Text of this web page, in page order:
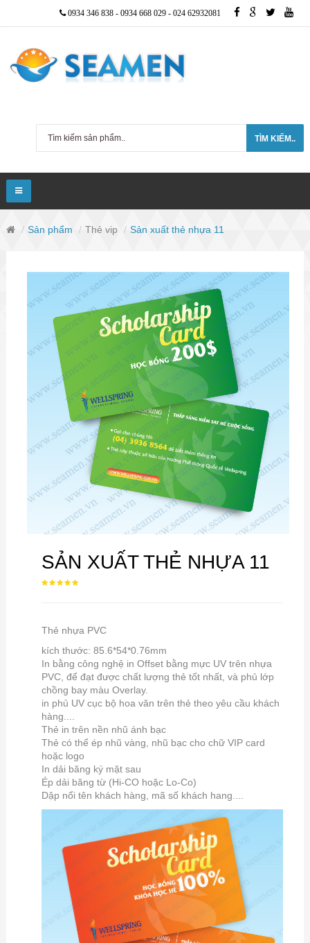
0934 346 838 - 0934 668 029 - 024 62932081
TÌM KIẾM..
Sản phẩm Thẻ vip Sản xuất thẻ nhựa 11
SẢN XUẤT THẺ NHỰA 11
Thẻ nhựa PVC
kích thước: 85.6*54*0.76mm
In bằng công nghệ in Offset bằng mực UV trên nhựa
PVC, để đạt được chất lượng thẻ tốt nhất, và phủ lớp
chồng bay màu Overlay.
in phủ UV cục bộ hoa văn trên thẻ theo yêu cầu khách
hàng....
Thẻ in trên nền nhũ ánh bạc
Thẻ có thể ép nhũ vàng, nhũ bạc cho chữ VIP card
hoặc logo
In dải băng ký mặt sau
Ép dải băng từ (Hi-CO hoặc Lo-Co)
Dập nổi tên khách hàng, mã số khách hang....